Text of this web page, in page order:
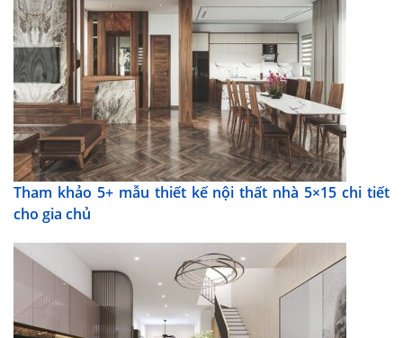
Tham khảo 5+ mẫu thiết kế nội thất nhà 5×15 chi tiết
cho gia chủ